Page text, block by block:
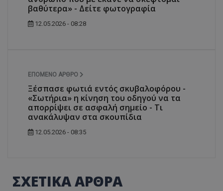
βαθύτερα» - Δείτε φωτογραφία
12.05.2026 - 08:28
ΕΠΌΜΕΝΟ ΆΡΘΡΟ
Ξέσπασε φωτιά εντός σκυβαλοφόρου -
«Σωτήρια» η κίνηση του οδηγού να τα
απορρίψει σε ασφαλή σημείο - Τι
ανακάλυψαν στα σκουπίδια
12.05.2026 - 08:35
ΣΧΕΤΙΚΑ ΑΡΘΡΑ